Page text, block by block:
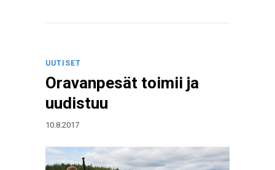
UUTISET
Oravanpesät toimii ja
uudistuu
10.8.2017